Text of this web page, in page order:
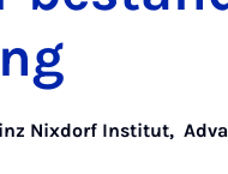
Nixdorf Institut,